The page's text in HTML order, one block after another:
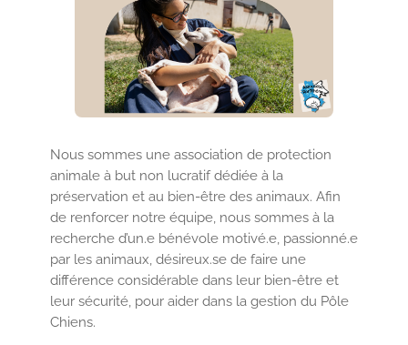
Nous sommes une association de protection
animale à but non lucratif dédiée à la
préservation et au bien-être des animaux. Afin
de renforcer notre équipe, nous sommes à la
recherche d’un.e bénévole motivé.e, passionné.e
par les animaux, désireux.se de faire une
différence considérable dans leur bien-être et
leur sécurité, pour aider dans la gestion du Pôle
Chiens.